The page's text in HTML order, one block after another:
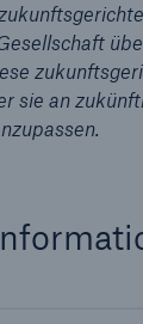
sie an